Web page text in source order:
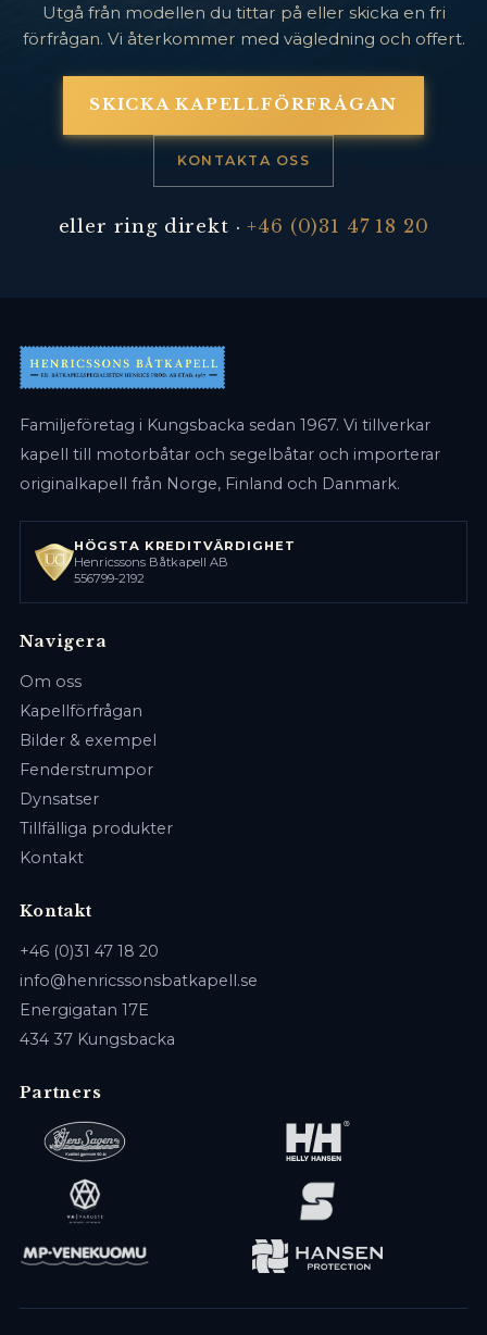
Utgå från modellen du tittar på eller skicka en fri
förfrågan. Vi återkommer med vägledning och offert.
SKICKA KAPELLFÖRFRÅGAN
KONTAKTA OSS
eller ring direkt ·+46 (0)31 47 18 20
Familjeföretag i Kungsbacka sedan 1967. Vi tillverkar
kapell till motorbåtar och segelbåtar och importerar
originalkapell från Norge, Finland och Danmark.
HÖGSTA KREDITVÄRDIGHET
Henricssons Båtkapell AB
556799-2192
Navigera
Om oss
Kapellförfrågan
Bilder & exempel
Fenderstrumpor
Dynsatser
Tillfälliga produkter
Kontakt
Kontakt
+46 (0)31 47 18 20
info@henricssonsbatkapell.se
Energigatan 17E
434 37 Kungsbacka
Partners